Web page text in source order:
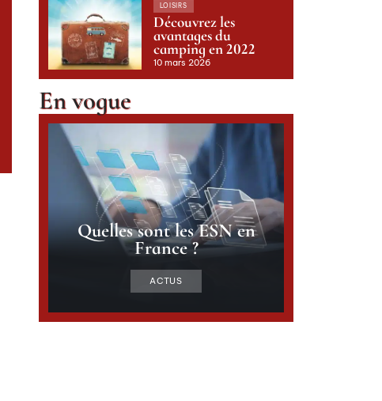
LOISIRS
Découvrez les
avantages du
camping en 2022
10 mars 2026
En vogue
Quelles sont les ESN en
France ?
ACTUS